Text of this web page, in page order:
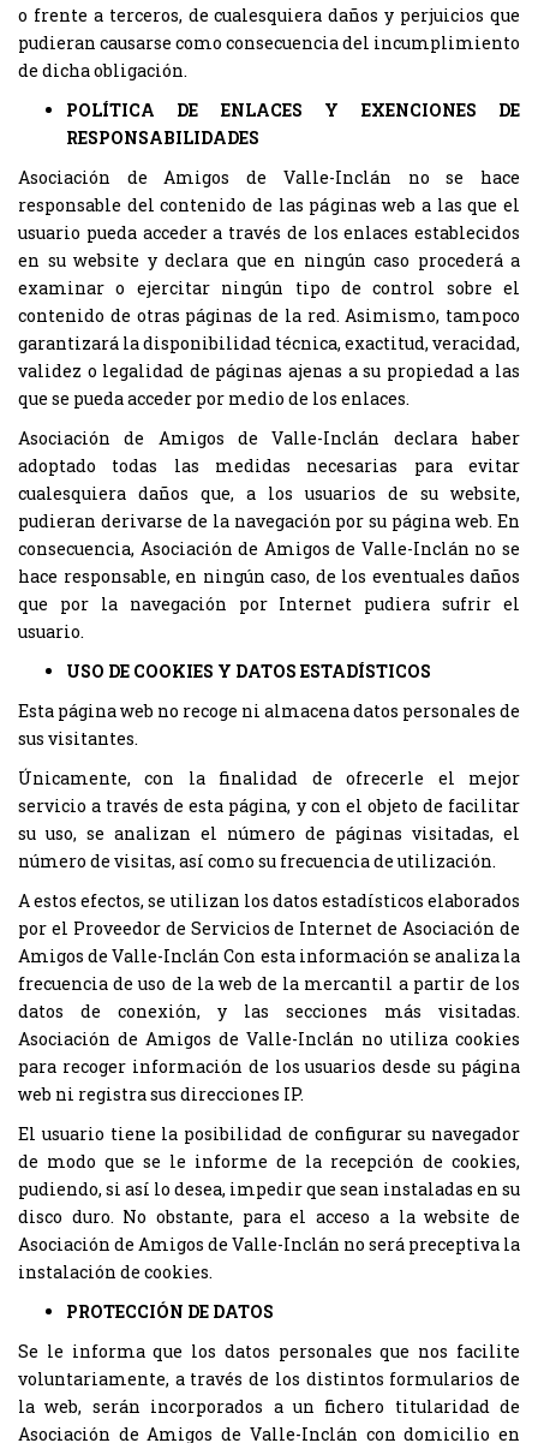
o frente a terceros, de cualesquiera daños y perjuicios que
pudieran causarse como consecuencia del incumplimiento
de dicha obligación.
POLÍTICA DE ENLACES Y EXENCIONES DE
RESPONSABILIDADES
Asociación de Amigos de Valle-Inclán no se hace
responsable del contenido de las páginas web a las que el
usuario pueda acceder a través de los enlaces establecidos
en su website y declara que en ningún caso procederá a
examinar o ejercitar ningún tipo de control sobre el
contenido de otras páginas de la red. Asimismo, tampoco
garantizará la disponibilidad técnica, exactitud, veracidad,
validez o legalidad de páginas ajenas a su propiedad a las
que se pueda acceder por medio de los enlaces.
Asociación de Amigos de Valle-Inclán declara haber
adoptado todas las medidas necesarias para evitar
cualesquiera daños que, a los usuarios de su website,
pudieran derivarse de la navegación por su página web. En
consecuencia, Asociación de Amigos de Valle-Inclán no se
hace responsable, en ningún caso, de los eventuales daños
que por la navegación por Internet pudiera sufrir el
usuario.
USO DE COOKIES Y DATOS ESTADÍSTICOS
Esta página web no recoge ni almacena datos personales de
sus visitantes.
Únicamente, con la finalidad de ofrecerle el mejor
servicio a través de esta página, y con el objeto de facilitar
su uso, se analizan el número de páginas visitadas, el
número de visitas, así como su frecuencia de utilización.
A estos efectos, se utilizan los datos estadísticos elaborados
por el Proveedor de Servicios de Internet de Asociación de
Amigos de Valle-Inclán Con esta información se analiza la
frecuencia de uso de la web de la mercantil a partir de los
datos de conexión, y las secciones más visitadas.
Asociación de Amigos de Valle-Inclán no utiliza cookies
para recoger información de los usuarios desde su página
web ni registra sus direcciones IP.
El usuario tiene la posibilidad de configurar su navegador
de modo que se le informe de la recepción de cookies,
pudiendo, si así lo desea, impedir que sean instaladas en su
disco duro. No obstante, para el acceso a la website de
Asociación de Amigos de Valle-Inclán no será preceptiva la
instalación de cookies.
PROTECCIÓN DE DATOS
Se le informa que los datos personales que nos facilite
voluntariamente, a través de los distintos formularios de
la web, serán incorporados a un fichero titularidad de
Asociación de Amigos de Valle-Inclán con domicilio en